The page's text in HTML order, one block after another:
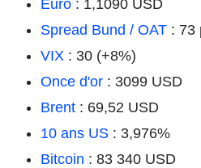
Euro : 1,1090 USD
Spread Bund / OAT : 73
VIX : 30 (+8%)
Once d'or : 3099 USD
Brent : 69,52 USD
10 ans US : 3,976%
Bitcoin : 83 340 USD